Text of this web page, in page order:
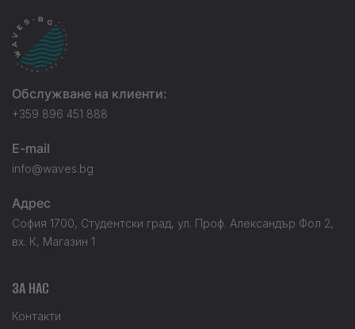
Обслужване на клиенти:
+359 896 451 888
E-mail
info@waves.bg
Адрес
София 1700, Студентски град, ул. Проф. Александър Фол 2,
вх. К, Магазин 1
ЗА НАС
Контакти